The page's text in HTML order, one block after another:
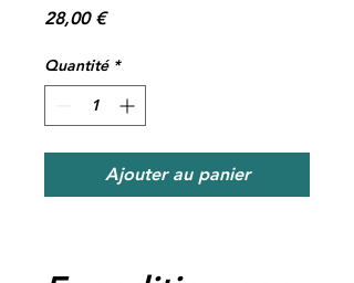
28,00 €Prix
Quantité *
Ajouter au panier